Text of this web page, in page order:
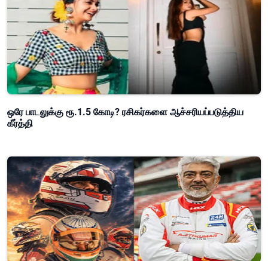
ஒரே பாடலுக்கு ரூ.1.5 கோடி? ரசிகர்களை ஆச்சரியப்படுத்திய
கீர்த்தி